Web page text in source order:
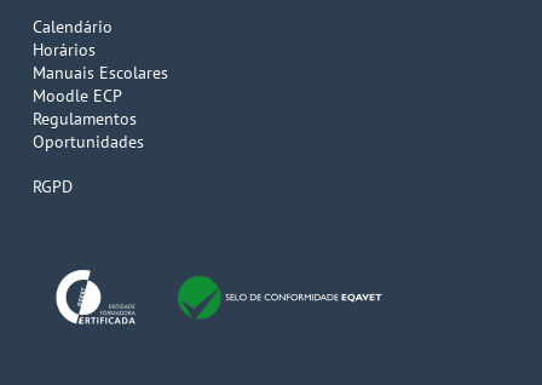
Calendário
Horários
Manuais Escolares
Moodle ECP
Regulamentos
Oportunidades
RGPD